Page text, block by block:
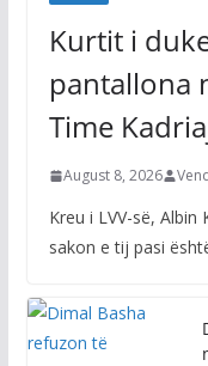
Kurtit i
pantallona
Time
August 8, 2026
Kreu i LVV-së,
sakon e tij pasi